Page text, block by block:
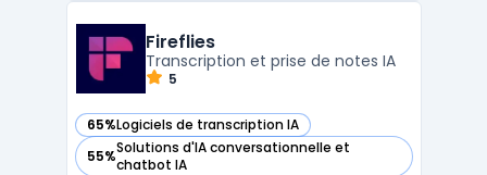
en ligne, You s'engage à ne pas suivre les
utilisateurs ni à ve ...
Fireflies
Transcription et prise de notes IA
5
65%Logiciels de transcription IA
— voir Fireflies dans cette catégorie
55%Solutions d'IA conversationnelle et
chatbot IA
— voir Fireflies dans cette catégorie